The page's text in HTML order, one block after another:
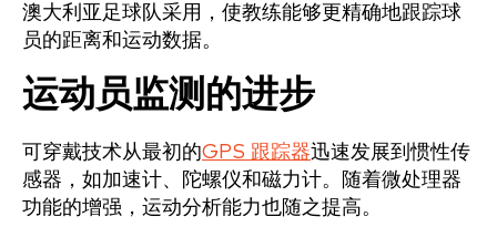
澳大利亚足球队采用，使教练能够更精确地跟踪球
员的距离和运动数据。
运动员监测的进步
可穿戴技术从最初的GPS 跟踪器迅速发展到惯性传
感器，如加速计、陀螺仪和磁力计。随着微处理器
功能的增强，运动分析能力也随之提高。